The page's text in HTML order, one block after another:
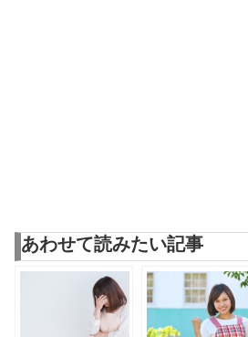
あわせて読みたい記事